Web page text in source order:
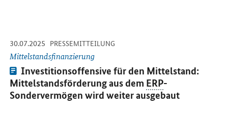
30.07.2025 -
PRESSEMITTEILUNG
Mittelstandsfinanzierung
Pressemitteilung:
Investitionsoffensive für den Mittelstand:
Mittelstandsförderung aus dem ERP-
Sondervermögen wird weiter ausgebaut
Öffnet Einzelsicht